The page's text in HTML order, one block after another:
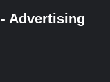
- Advertising